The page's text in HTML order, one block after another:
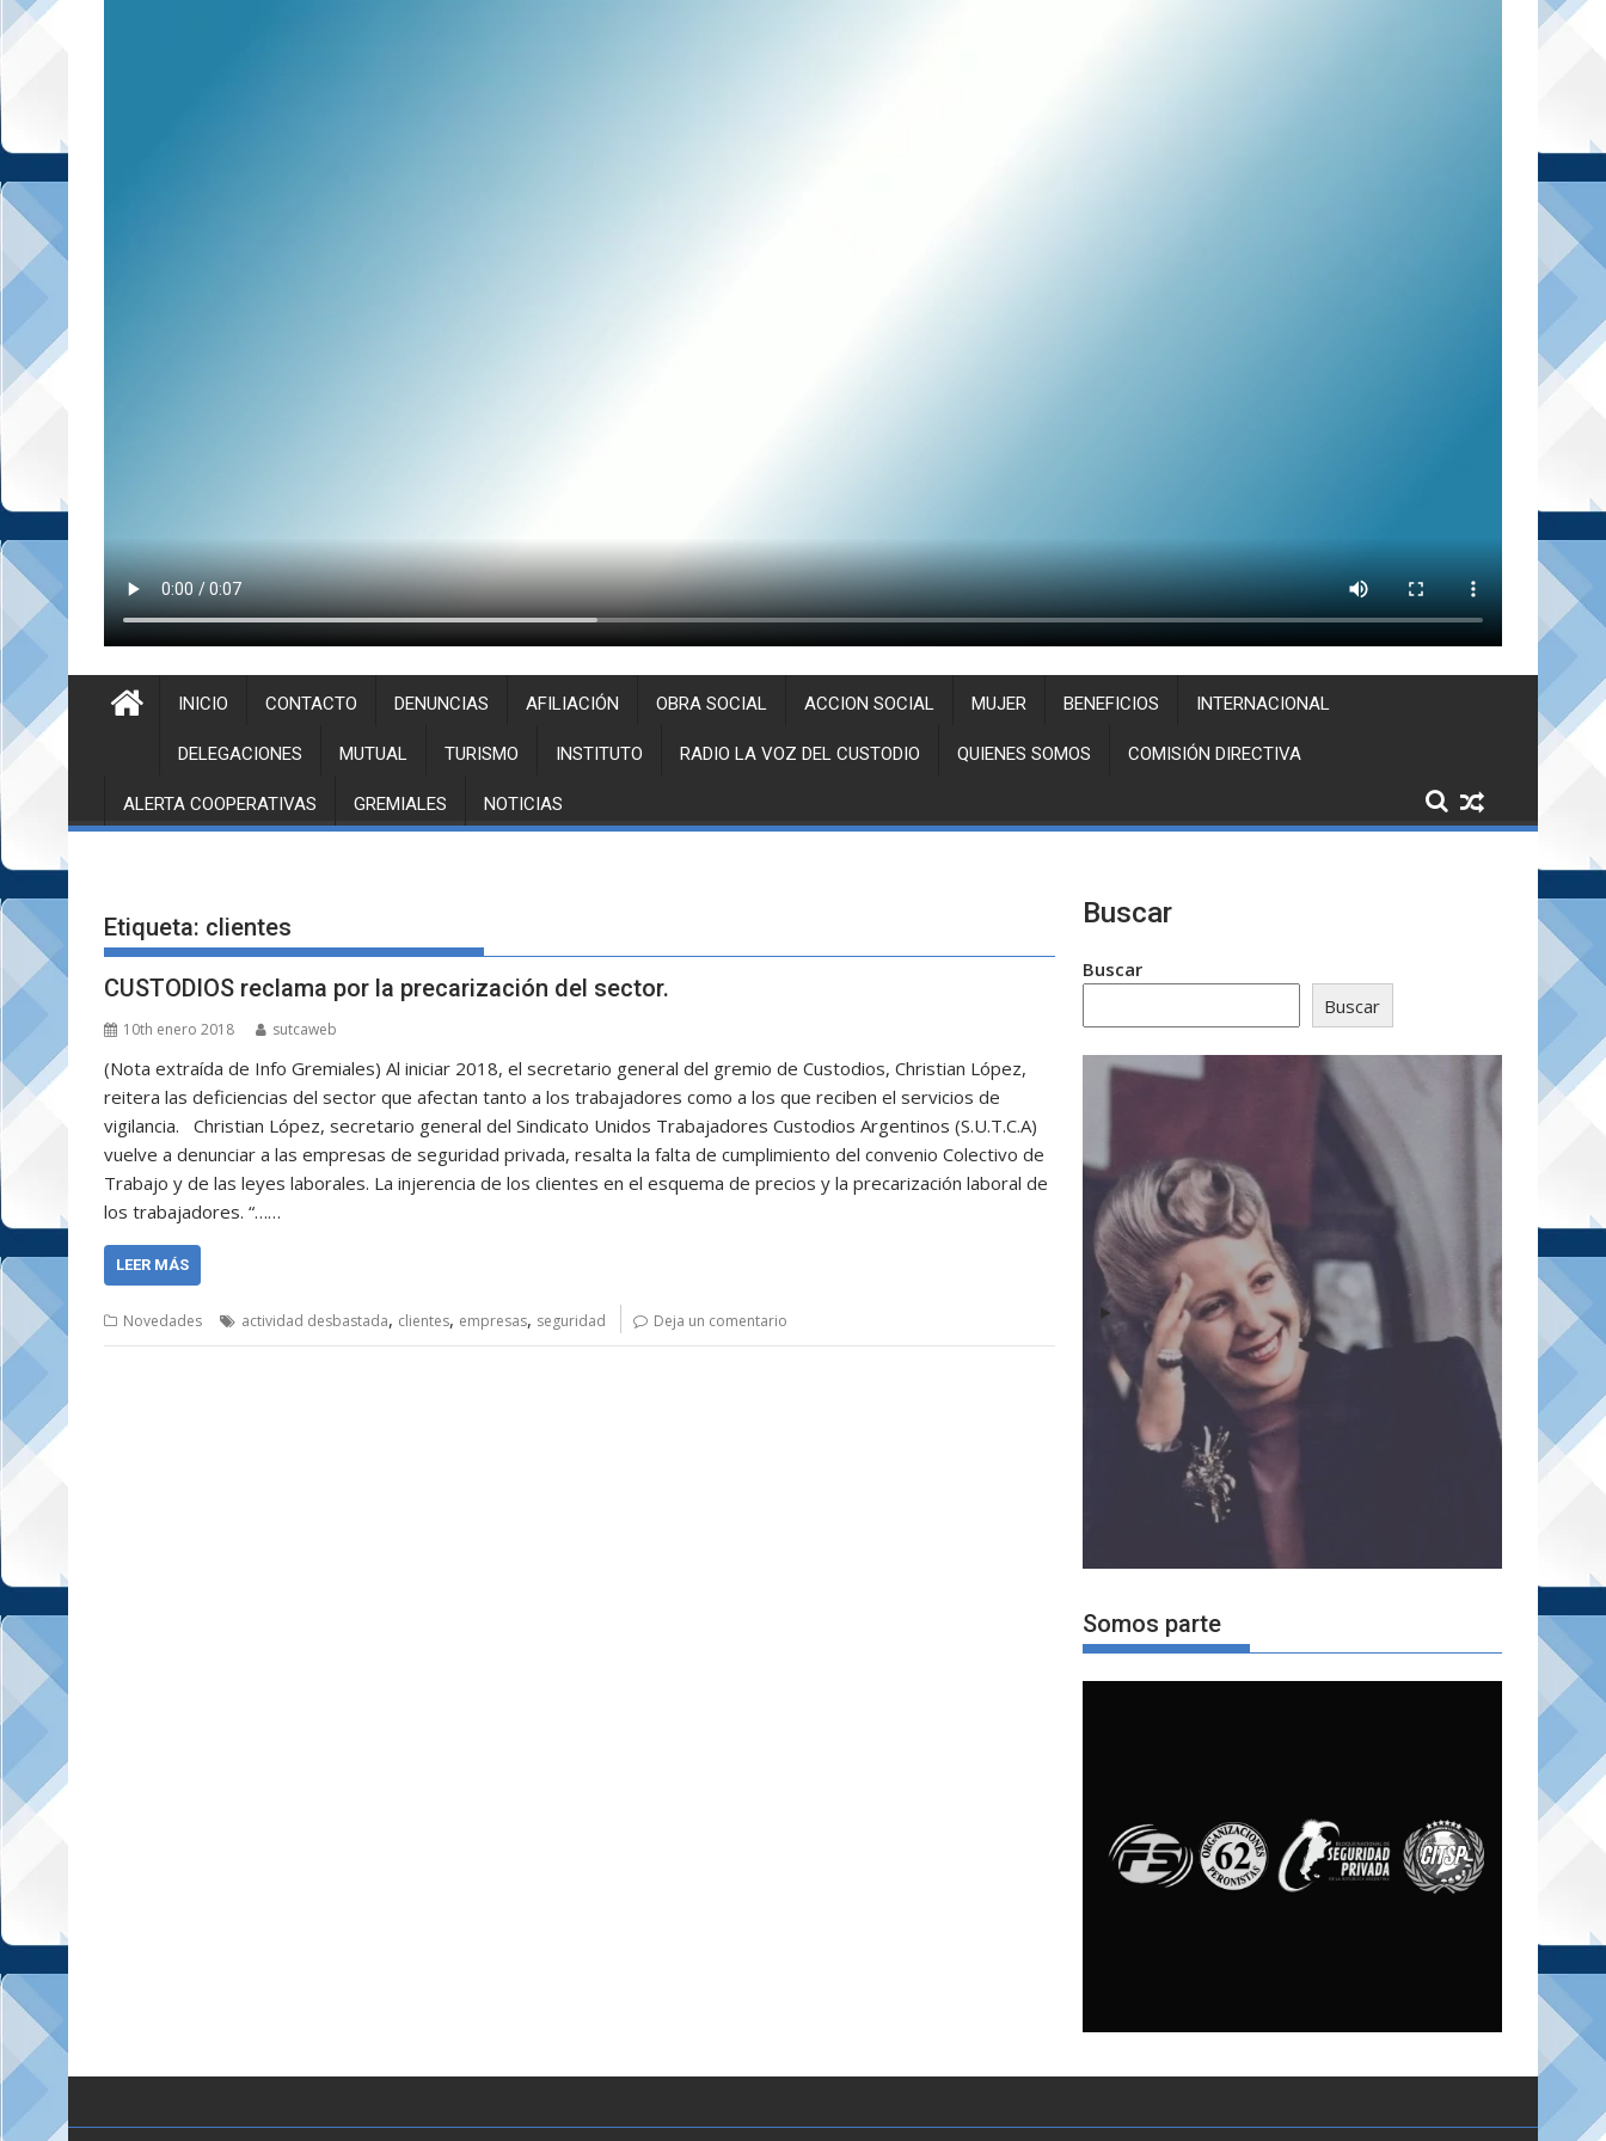
INICIO CONTACTO DENUNCIAS AFILIACIÓN OBRA SOCIAL ACCION SOCIAL MUJER BENEFICIOS INTERNACIONAL
DELEGACIONES MUTUAL TURISMO INSTITUTO RADIO LA VOZ DEL CUSTODIO QUIENES SOMOS COMISIÓN DIRECTIVA
ALERTA COOPERATIVAS GREMIALES NOTICIAS
Etiqueta: clientes
CUSTODIOS reclama por la precarización del sector.
10th enero 2018 sutcaweb
(Nota extraída de Info Gremiales) Al iniciar 2018, el secretario general del gremio de Custodios, Christian López,
reitera las deficiencias del sector que afectan tanto a los trabajadores como a los que reciben el servicios de
vigilancia. Christian López, secretario general del Sindicato Unidos Trabajadores Custodios Argentinos (S.U.T.C.A)
vuelve a denunciar a las empresas de seguridad privada, resalta la falta de cumplimiento del convenio Colectivo de
Trabajo y de las leyes laborales. La injerencia de los clientes en el esquema de precios y la precarización laboral de
los trabajadores. “……
LEER MÁS
Novedades actividad desbastada, clientes, empresas, seguridad Deja un comentario
Buscar
Buscar
Buscar
Somos parte